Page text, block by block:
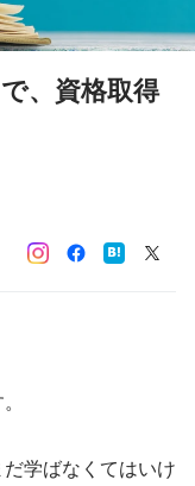
、資格取得
学ばなくてはいけ